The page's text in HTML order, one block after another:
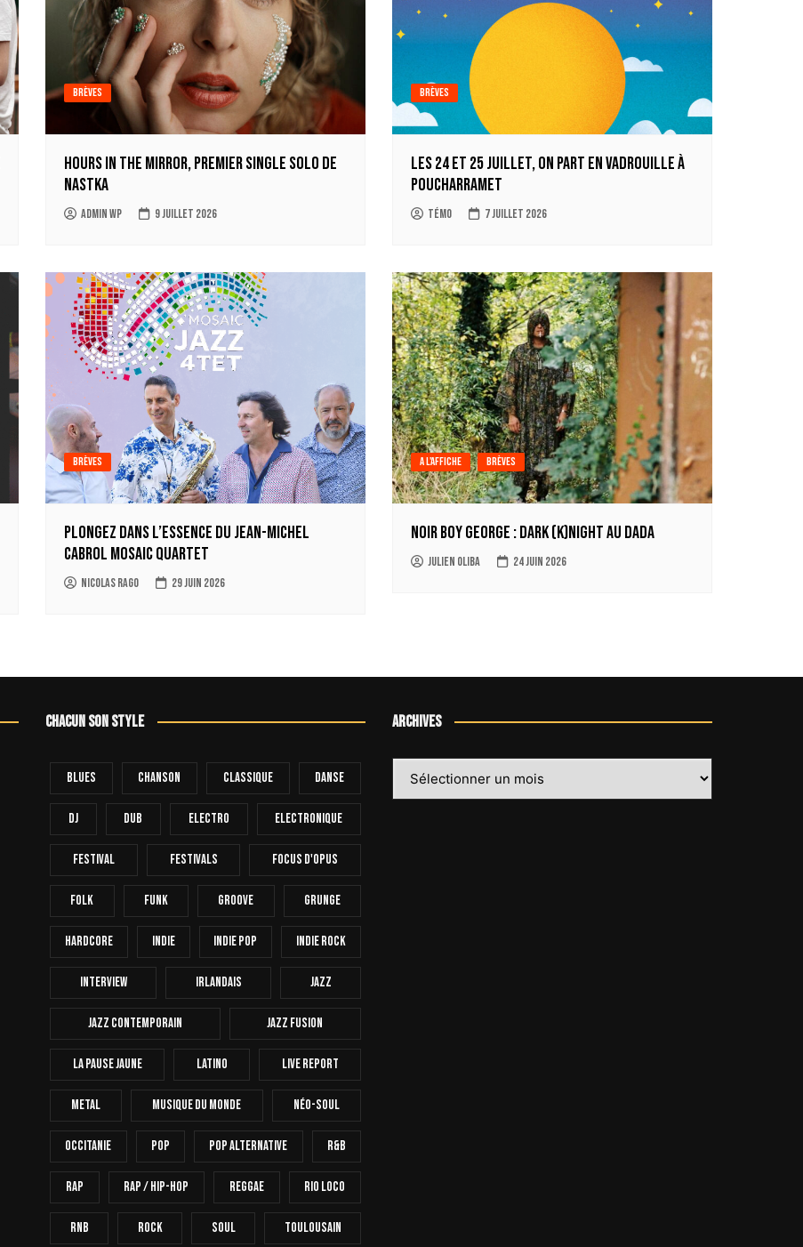
Brèves
Hours in the mirror, premier single solo de
Nastka
Admin WP 9 juillet 2026
Brèves
Les 24 et 25 juillet, on part en Vadrouille à
Poucharramet
Témo 7 juillet 2026
Brèves
Plongez dans l’essence du Jean-Michel
Cabrol Mosaic Quartet
Nicolas Rago 29 juin 2026
A l'affiche Brèves
Noir Boy George : Dark (k)Night au Dada
Julien Oliba 24 juin 2026
Chacun son style
Blues Chanson Classique Danse
Dj Dub Electro Electronique
FESTIVAL Festivals Focus D'Opus
Folk Funk Groove Grunge
Hardcore INDIE Indie Pop Indie Rock
Interview Irlandais Jazz
Jazz Contemporain Jazz Fusion
La Pause Jaune Latino Live Report
Metal Musique Du Monde Néo-Soul
Occitanie Pop Pop Alternative R&B
Rap Rap / Hip-Hop Reggae Rio Loco
RnB Rock Soul Toulousain
Archives